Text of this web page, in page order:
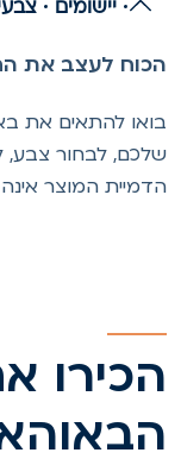
לעצב את
לבחור צבע,
המוצר אינה